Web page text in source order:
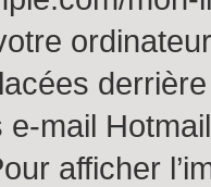
mail
afficher